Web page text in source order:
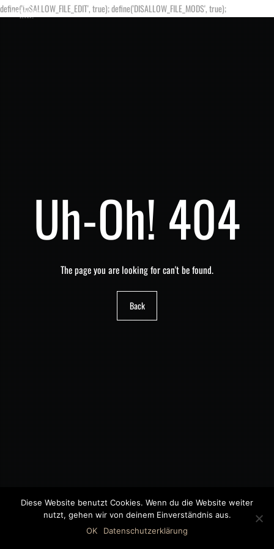
define('DISALLOW_FILE_EDIT', true); define('DISALLOW_FILE_MODS', true);
Uh-Oh! 404
The page you are looking for can't be found.
Back
©2018 MWB – MOTORWAGEN BERNAU GMBH
Diese Website benutzt Cookies. Wenn du die Website weiter
nutzt, gehen wir von deinem Einverständnis aus.
OK
Datenschutzerklärung